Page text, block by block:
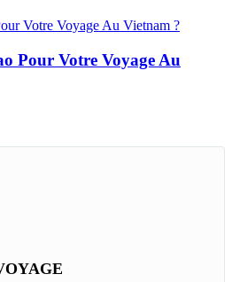
Pour Votre Voyage Au